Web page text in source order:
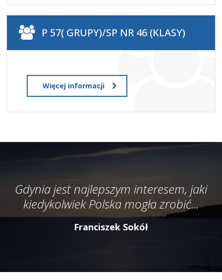
P 57( GRUPY)/SP NR 46 (KLASY)
Więcej informacji
Gdynia jest najlepszym interesem, jaki
kiedykolwiek Polska mogła zrobić...
Franciszek Sokół